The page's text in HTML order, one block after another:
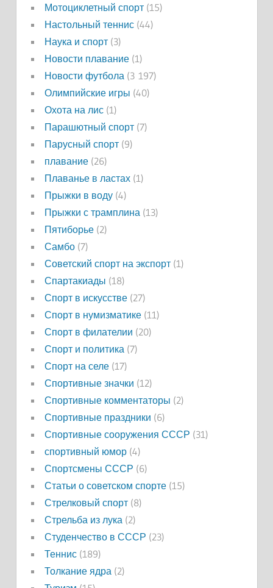
Мотоциклетный спорт(15)
Настольный теннис(44)
Наука и спорт(3)
Новости плавание(1)
Новости футбола (3 197)
Олимпийские игры (40)
Охота на лис(1)
Парашютный спорт(7)
Парусный спорт(9)
плавание(26)
Плаванье в ластах(1)
Прыжки в воду(4)
Прыжки с трамплина (13)
Пятиборье(2)
Самбо(7)
Советский спорт на экспорт(1)
Спартакиады (18)
Спорт в искусстве(27)
Спорт в нумизматике(11)
Спорт в филателии (20)
Спорт и политика (7)
Спорт на селе(17)
Спортивные значки (12)
Спортивные комментаторы (2)
Спортивные праздники (6)
Спортивные сооружения СССР (31)
спортивный юмор(4)
Спортсмены СССР (6)
Статьи о советском спорте(15)
Стрелковый спорт(8)
Стрельба из лука (2)
Студенчество в СССР (23)
Теннис(189)
Толкание ядра (2)